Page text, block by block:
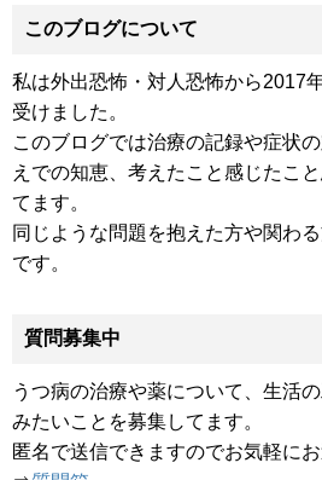
このブログについて
私は外出恐怖・対人恐怖から2017
受けました。
このブログでは治療の記録や症状
えでの知恵、考えたこと感じたこ
てます。
同じような問題を抱えた方や関わ
です。
質問募集中
うつ病の治療や薬について、生活
みたいことを募集してます。
匿名で送信できますのでお気軽にお